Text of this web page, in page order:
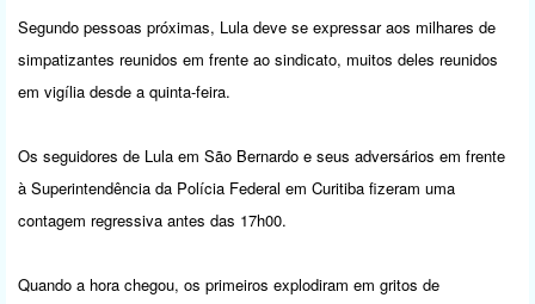
Segundo pessoas próximas, Lula deve se expressar aos milhares de
simpatizantes reunidos em frente ao sindicato, muitos deles reunidos
em vigília desde a quinta-feira.
Os seguidores de Lula em São Bernardo e seus adversários em frente
à Superintendência da Polícia Federal em Curitiba fizeram uma
contagem regressiva antes das 17h00.
Quando a hora chegou, os primeiros explodiram em gritos de